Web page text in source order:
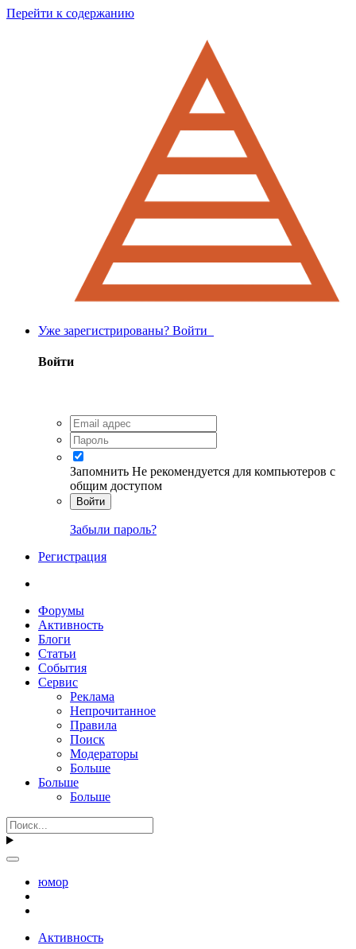
Перейти к содержанию
Уже зарегистрированы? Войти
Войти
Запомнить Не рекомендуется для компьютеров с
общим доступом
Войти
Забыли пароль?
Регистрация
Форумы
Активность
Блоги
Статьи
События
Сервис
Реклама
Непрочитанное
Правила
Поиск
Модераторы
Больше
Больше
Больше
юмор
Активность